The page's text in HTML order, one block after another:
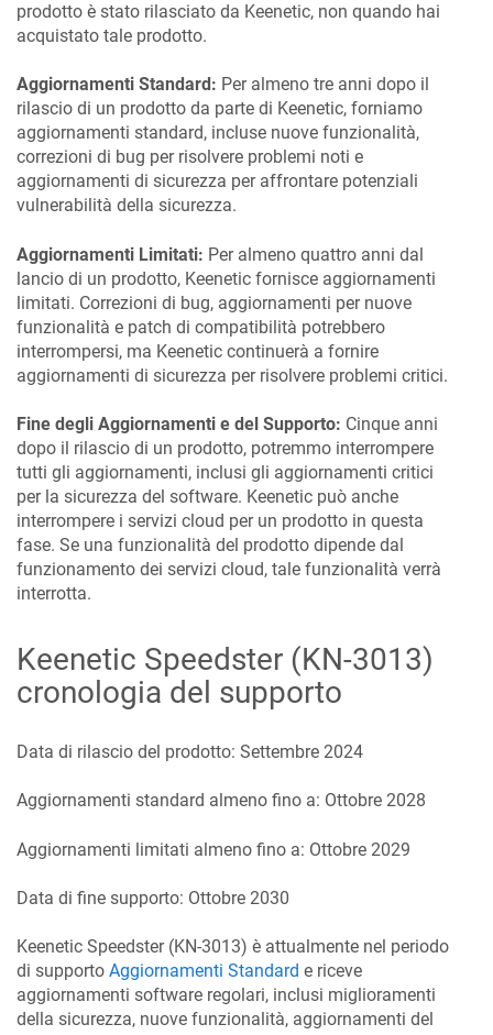
prodotto è stato rilasciato da Keenetic, non quando hai
acquistato tale prodotto.
Aggiornamenti Standard: Per almeno tre anni dopo il
rilascio di un prodotto da parte di Keenetic, forniamo
aggiornamenti standard, incluse nuove funzionalità,
correzioni di bug per risolvere problemi noti e
aggiornamenti di sicurezza per affrontare potenziali
vulnerabilità della sicurezza.
Aggiornamenti Limitati: Per almeno quattro anni dal
lancio di un prodotto, Keenetic fornisce aggiornamenti
limitati. Correzioni di bug, aggiornamenti per nuove
funzionalità e patch di compatibilità potrebbero
interrompersi, ma Keenetic continuerà a fornire
aggiornamenti di sicurezza per risolvere problemi critici.
Fine degli Aggiornamenti e del Supporto: Cinque anni
dopo il rilascio di un prodotto, potremmo interrompere
tutti gli aggiornamenti, inclusi gli aggiornamenti critici
per la sicurezza del software. Keenetic può anche
interrompere i servizi cloud per un prodotto in questa
fase. Se una funzionalità del prodotto dipende dal
funzionamento dei servizi cloud, tale funzionalità verrà
interrotta.
Keenetic Speedster (KN-3013)
cronologia del supporto
Data di rilascio del prodotto: Settembre 2024
Aggiornamenti standard almeno fino a: Ottobre 2028
Aggiornamenti limitati almeno fino a: Ottobre 2029
Data di fine supporto: Ottobre 2030
Keenetic Speedster(KN-3013) è attualmente nel periodo
di supporto Aggiornamenti Standard e riceve
aggiornamenti software regolari, inclusi miglioramenti
della sicurezza, nuove funzionalità, aggiornamenti del